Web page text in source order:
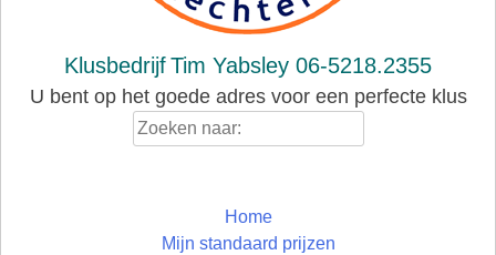
KlusbedrijfTim Yabsley 06-5218.2355
U bent op het goede adres voor een perfecte klus
Home
Mijn standaard prijzen